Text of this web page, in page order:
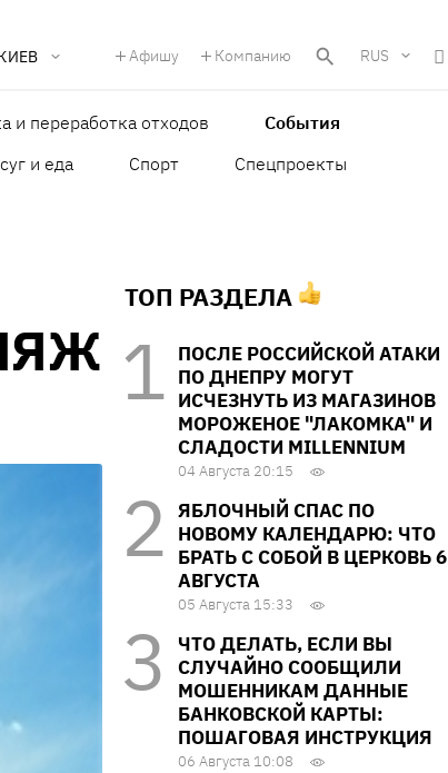
Афишу Компанию RUS
и переработка отходов
События
и еда Спорт
Спецпроекты
ТОП РАЗДЕЛА
ПОСЛЕ РОССИЙСКОЙ АТАКИ
ПО ДНЕПРУ МОГУТ
ИСЧЕЗНУТЬ ИЗ МАГАЗИНОВ
МОРОЖЕНОЕ "ЛАКОМКА" И
СЛАДОСТИ MILLENNIUM
04 Августа 20:15
ЯБЛОЧНЫЙ СПАС ПО
НОВОМУ КАЛЕНДАРЮ: ЧТО
БРАТЬ С СОБОЙ В ЦЕРКОВЬ 6
АВГУСТА
05 Августа 15:33
ЧТО ДЕЛАТЬ, ЕСЛИ ВЫ
СЛУЧАЙНО СООБЩИЛИ
МОШЕННИКАМ ДАННЫЕ
БАНКОВСКОЙ КАРТЫ:
ПОШАГОВАЯ ИНСТРУКЦИЯ
06 Августа 10:08